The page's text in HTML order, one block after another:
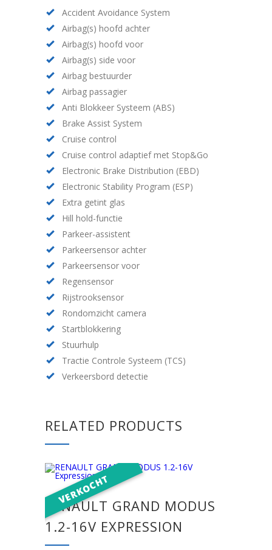
Accident Avoidance System
Airbag(s) hoofd achter
Airbag(s) hoofd voor
Airbag(s) side voor
Airbag bestuurder
Airbag passagier
Anti Blokkeer Systeem (ABS)
Brake Assist System
Cruise control
Cruise control adaptief met Stop&Go
Electronic Brake Distribution (EBD)
Electronic Stability Program (ESP)
Extra getint glas
Hill hold-functie
Parkeer-assistent
Parkeersensor achter
Parkeersensor voor
Regensensor
Rijstrooksensor
Rondomzicht camera
Startblokkering
Stuurhulp
Tractie Controle Systeem (TCS)
Verkeersbord detectie
RELATED PRODUCTS
RENAULT GRAND MODUS
1.2-16V EXPRESSION